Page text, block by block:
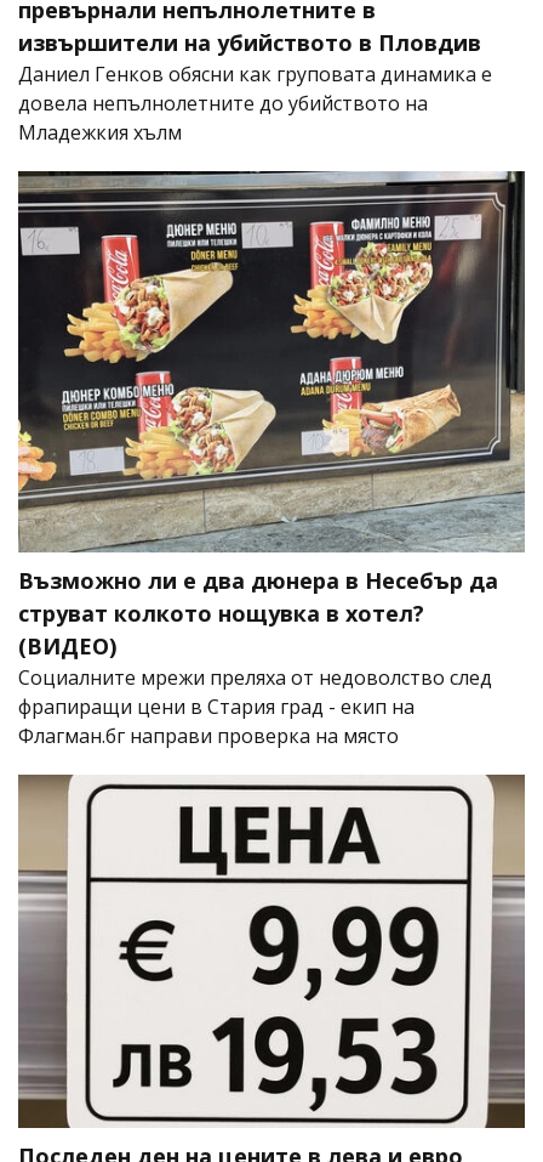
превърнали непълнолетните в
извършители на убийството в Пловдив
Даниел Генков обясни как груповата динамика е
довела непълнолетните до убийството на
Младежкия хълм
Възможно ли е два дюнера в Несебър да
струват колкото нощувка в хотел?
(ВИДЕО)
Социалните мрежи преляха от недоволство след
фрапиращи цени в Стария град - екип на
Флагман.бг направи проверка на място
Последен ден на цените в лева и евро